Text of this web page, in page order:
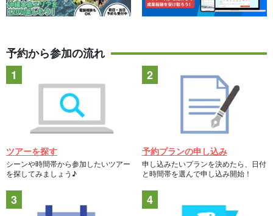
予約から参加の流れ
ツアーを探す
シーンや時間帯から参加したいツアー
を探してみましょう♪
予約プランの申し込み
申し込みたいプランを決めたら、日付
と時間帯を選んで申し込み開始！